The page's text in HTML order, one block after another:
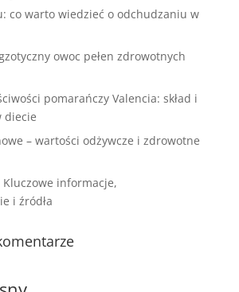
co warto wiedzieć o odchudzaniu w
owoc pełen zdrowotnych
pomarańczy Valencia: skład i
diecie
– wartości odżywcze i zdrowotne
Kluczowe informacje,
i źródła